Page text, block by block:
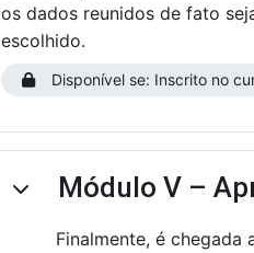
os dados reunidos de fato
escolhido.
Disponível se: Inscrito no
ContrairMódulo V –
Finalmente, é chegada a